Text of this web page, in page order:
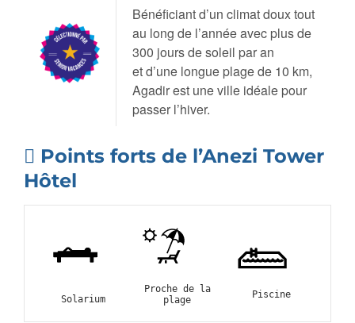
Bénéficiant d’un climat doux tout
au long de l’année avec plus de
300 jours de soleil par an
et d’une longue plage de 10 km,
Agadir est une ville idéale pour
passer l’hiver.
Points forts de l’Anezi Tower
Hôtel
Solarium
Proche de la
plage
Piscine